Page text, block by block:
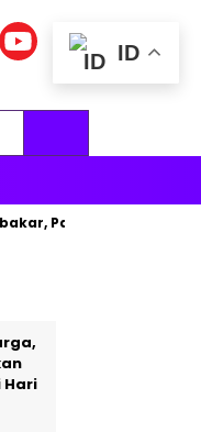
Hilton Pindah ke
Hari
ID